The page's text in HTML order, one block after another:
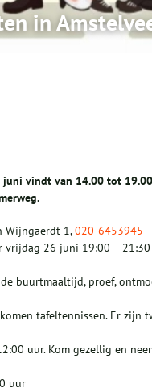
in
juni vindt van 14.00 tot
Wijngaerdt 1,020-6453945
vrijdag 26 juni 19:00 –
buurtmaaltijd, proef,
tafeltennissen. Er
uur. Kom gezellig en
uur